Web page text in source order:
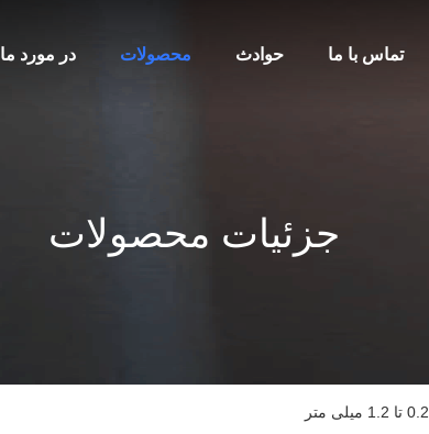
در مورد ما محصولات حوادث تماس با ما
جزئیات محصولات